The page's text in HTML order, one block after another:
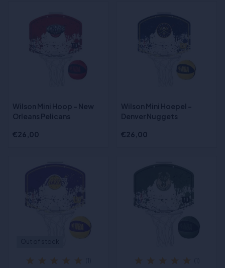
Wilson Mini Hoop - New
Orleans Pelicans
€26,00
Wilson Mini Hoepel -
Denver Nuggets
€26,00